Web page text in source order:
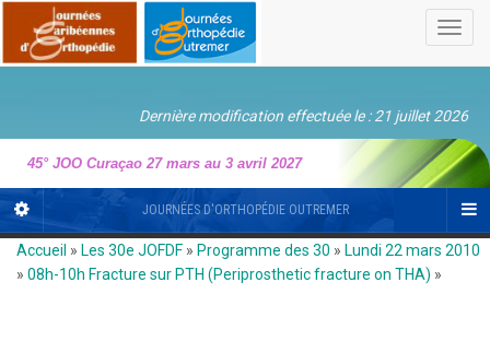
Dernière modification effectuée le : 21 juillet 2026
45° JOO Curaçao 27 mars au 3 avril 2027
JOURNÉES D'ORTHOPÉDIE OUTREMER
Accueil » Les 30e JOFDF » Programme des 30 » Lundi 22 mars 2010
» 08h-10h Fracture sur PTH (Periprosthetic fracture on THA) »